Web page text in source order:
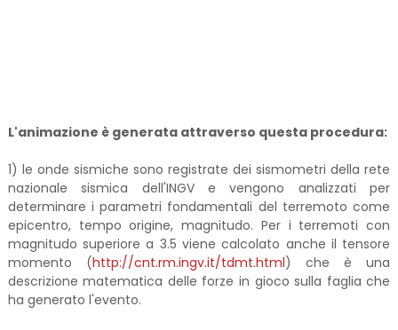
L'animazione è generata attraverso questa procedura:
1) le onde sismiche sono registrate dei sismometri della rete
nazionale sismica dell'INGV e vengono analizzati per
determinare i parametri fondamentali del terremoto come
epicentro, tempo origine, magnitudo. Per i terremoti con
magnitudo superiore a 3.5 viene calcolato anche il tensore
momento (http://cnt.rm.ingv.it/tdmt.html) che è una
descrizione matematica delle forze in gioco sulla faglia che
ha generato l'evento.